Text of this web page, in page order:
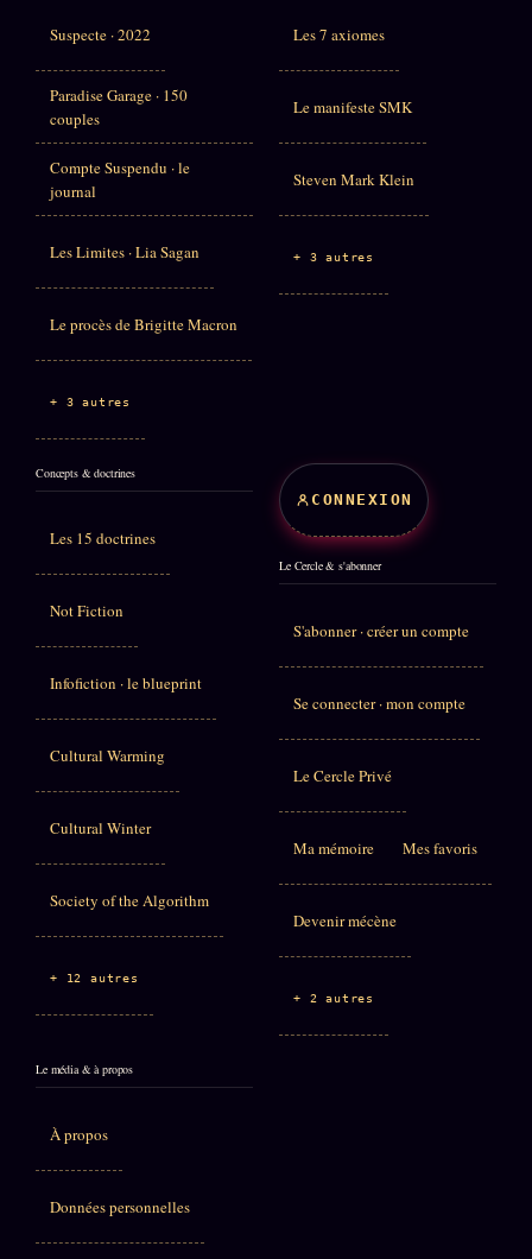
Suspecte · 2022
Paradise Garage · 150
couples
Compte Suspendu · le
journal
Les Limites · Lia Sagan
Le procès de Brigitte Macron
+ 3 autres
Les 7 axiomes
Le manifeste SMK
Steven Mark Klein
+ 3 autres
Concepts & doctrines
Les 15 doctrines
Not Fiction
Infofiction · le blueprint
Cultural Warming
Cultural Winter
Society of the Algorithm
+ 12 autres
CONNEXION
Le Cercle & s'abonner
S'abonner · créer un compte
Se connecter · mon compte
Le Cercle Privé
Ma mémoire Mes favoris
Devenir mécène
+ 2 autres
Le média & à propos
À propos
Données personnelles